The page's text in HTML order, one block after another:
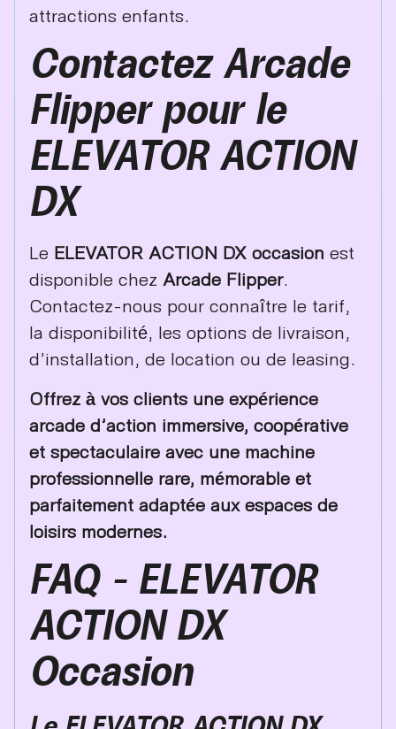
attractions enfants.
Contactez Arcade
Flipper pour le
ELEVATOR ACTION
DX
Le ELEVATOR ACTION DX occasion est
disponible chez Arcade Flipper.
Contactez-nous pour connaître le tarif,
la disponibilité, les options de livraison,
d’installation, de location ou de leasing.
Offrez à vos clients une expérience
arcade d’action immersive, coopérative
et spectaculaire avec une machine
professionnelle rare, mémorable et
parfaitement adaptée aux espaces de
loisirs modernes.
FAQ – ELEVATOR
ACTION DX
Occasion